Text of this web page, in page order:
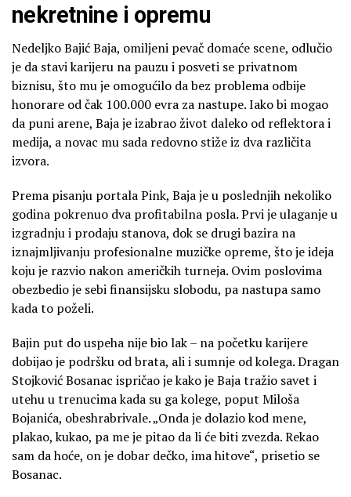
nekretnine i opremu
Nedeljko Bajić Baja, omiljeni pevač domaće scene, odlučio
je da stavi karijeru na pauzu i posveti se privatnom
biznisu, što mu je omogućilo da bez problema odbije
honorare od čak 100.000 evra za nastupe. Iako bi mogao
da puni arene, Baja je izabrao život daleko od reflektora i
medija, a novac mu sada redovno stiže iz dva različita
izvora.
Prema pisanju portala Pink, Baja je u poslednjih nekoliko
godina pokrenuo dva profitabilna posla. Prvi je ulaganje u
izgradnju i prodaju stanova, dok se drugi bazira na
iznajmljivanju profesionalne muzičke opreme, što je ideja
koju je razvio nakon američkih turneja. Ovim poslovima
obezbedio je sebi finansijsku slobodu, pa nastupa samo
kada to poželi.
Bajin put do uspeha nije bio lak – na početku karijere
dobijao je podršku od brata, ali i sumnje od kolega. Dragan
Stojković Bosanac ispričao je kako je Baja tražio savet i
utehu u trenucima kada su ga kolege, poput Miloša
Bojanića, obeshrabrivale. „Onda je dolazio kod mene,
plakao, kukao, pa me je pitao da li će biti zvezda. Rekao
sam da hoće, on je dobar dečko, ima hitove“, prisetio se
Bosanac.